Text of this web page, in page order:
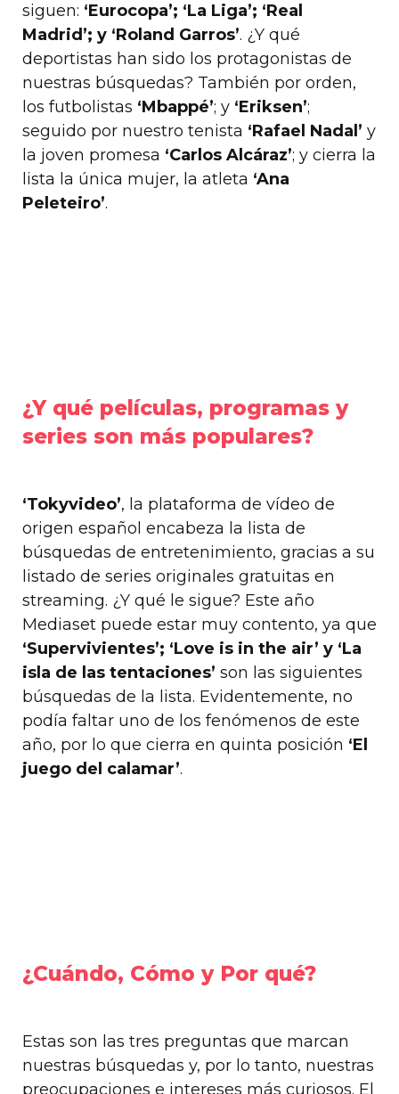
siguen: ‘Eurocopa’; ‘La Liga’; ‘Real
Madrid’; y ‘Roland Garros’. ¿Y qué
deportistas han sido los protagonistas de
nuestras búsquedas? También por orden,
los futbolistas ‘Mbappé’; y ‘Eriksen’;
seguido por nuestro tenista ‘Rafael Nadal’ y
la joven promesa ‘Carlos Alcáraz’; y cierra la
lista la única mujer, la atleta ‘Ana
Peleteiro’.
¿Y qué películas, programas y
series son más populares?
‘Tokyvideo’, ​​la plataforma de vídeo de
origen español encabeza la lista de
búsquedas de entretenimiento, gracias a su
listado de series originales gratuitas en
streaming. ¿Y qué le sigue? Este año
Mediaset puede estar muy contento, ya que
‘Supervivientes’; ‘Love is in the air’ y ‘La
isla de las tentaciones’ son las siguientes
búsquedas de la lista. Evidentemente, no
podía faltar uno de los fenómenos de este
año, por lo que cierra en quinta posición ‘El
juego del calamar’.
¿Cuándo, Cómo y Por qué?
Estas son las tres preguntas que marcan
nuestras búsquedas y, por lo tanto, nuestras
preocupaciones e intereses más curiosos. El